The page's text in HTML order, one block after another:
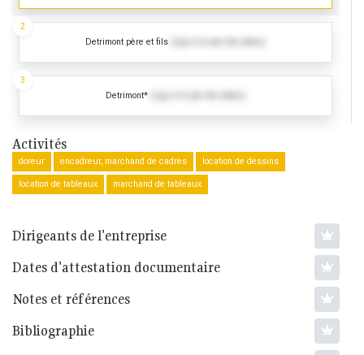
Detrimont père et fils
2
Detrimont*
3
Activités
doreur encadreur, marchand de cadres location de dessins
location de tableaux marchand de tableaux
Dirigeants de l'entreprise
Dates d'attestation documentaire
Notes et références
Bibliographie